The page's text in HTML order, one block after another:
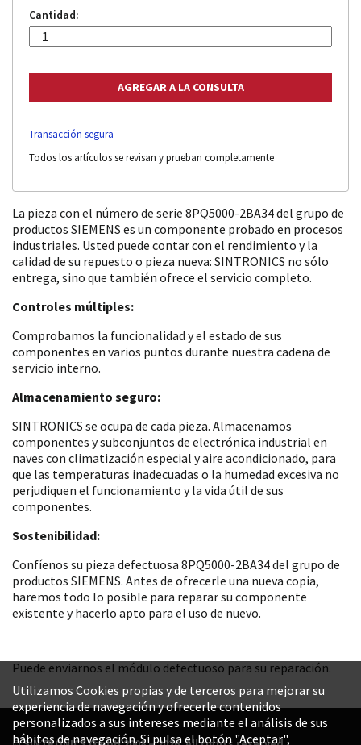
Cantidad:
Transacción segura
Todos los artículos se revisan y prueban completamente
La pieza con el número de serie 8PQ5000-2BA34 del grupo de
productos SIEMENS es un componente probado en procesos
industriales. Usted puede contar con el rendimiento y la
calidad de su repuesto o pieza nueva: SINTRONICS no sólo
entrega, sino que también ofrece el servicio completo.
Controles múltiples:
Comprobamos la funcionalidad y el estado de sus
componentes en varios puntos durante nuestra cadena de
servicio interno.
Almacenamiento seguro:
SINTRONICS se ocupa de cada pieza. Almacenamos
componentes y subconjuntos de electrónica industrial en
naves con climatización especial y aire acondicionado, para
que las temperaturas inadecuadas o la humedad excesiva no
perjudiquen el funcionamiento y la vida útil de sus
componentes.
Sostenibilidad:
Confíenos su pieza defectuosa 8PQ5000-2BA34 del grupo de
productos SIEMENS. Antes de ofrecerle una nueva copia,
haremos todo lo posible para reparar su componente
existente y hacerlo apto para el uso de nuevo.
Puede enviarnos el módulo defectuoso para su reparación.
Utilizamos Cookies propias y de terceros para mejorar su
experiencia de navegación y ofrecerle contenidos
personalizados a sus intereses mediante el análisis de sus
hábitos de navegación. Si pulsa el botón "Aceptar",